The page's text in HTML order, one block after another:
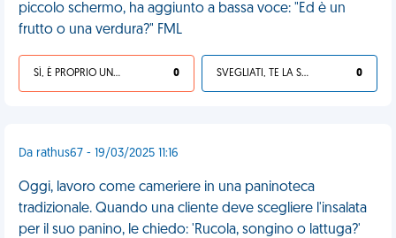
piccolo schermo, ha aggiunto a bassa voce: "Ed è un
frutto o una verdura?" FML
SÌ, È PROPRIO UNA VDM! 0 SVEGLIATI, TE LA SEI CERCATA! 0
Da rathus67 - 19/03/2025 11:16
Oggi, lavoro come cameriere in una paninoteca
tradizionale. Quando una cliente deve scegliere l'insalata
per il suo panino, le chiedo: 'Rucola, songino o lattuga?'